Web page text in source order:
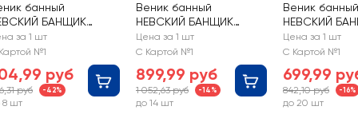
банный
БАНЩИК
Арт. Б194
за 1 шт
№1
руб
руб -42%
8 шт
Веник банный
НЕВСКИЙ БАНЩИК
дубовый р. XXL, Арт.
Б1953Л
Цена за 1 шт
С Картой №1
899,99 руб
1 052,63 руб -14%
до 14 шт
Веник банный
НЕВСКИЙ
березовый р.
Б1943Л
Цена за 1 шт
С Картой №1
699,99
842,10 руб -16%
до 20 шт